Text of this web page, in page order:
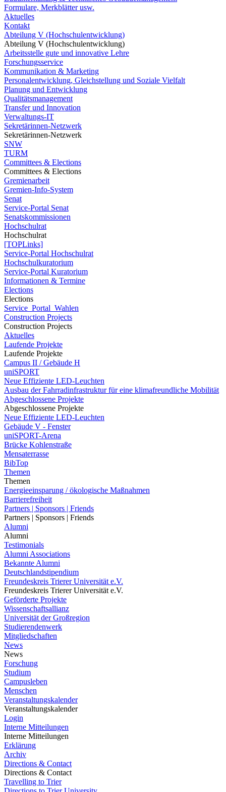
Formulare, Merkblätter usw.
Aktuelles
Kontakt
Abteilung V (Hochschulentwicklung)
Abteilung V (Hochschulentwicklung)
Arbeitsstelle gute und innovative Lehre
Forschungsservice
Kommunikation & Marketing
Personalentwicklung, Gleichstellung und Soziale Vielfalt
Planung und Entwicklung
Qualitätsmanagement
Transfer und Innovation
Verwaltungs-IT
Sekretärinnen-Netzwerk
Sekretärinnen-Netzwerk
SNW
TURM
Committees & Elections
Committees & Elections
Gremienarbeit
Gremien-Info-System
Senat
Service-Portal Senat
Senatskommissionen
Hochschulrat
Hochschulrat
[TOPLinks]
Service-Portal Hochschulrat
Hochschulkuratorium
Service-Portal Kuratorium
Informationen & Termine
Elections
Elections
Service_Portal_Wahlen
Construction Projects
Construction Projects
Aktuelles
Laufende Projekte
Laufende Projekte
Campus II / Gebäude H
uniSPORT
Neue Effiziente LED-Leuchten
Ausbau der Fahrradinfrastruktur für eine klimafreundliche Mobilität
Abgeschlossene Projekte
Abgeschlossene Projekte
Neue Effiziente LED-Leuchten
Gebäude V - Fenster
uniSPORT-Arena
Brücke Kohlenstraße
Mensaterrasse
BibTop
Themen
Themen
Energieeinsparung / ökologische Maßnahmen
Barrierefreiheit
Partners | Sponsors | Friends
Partners | Sponsors | Friends
Alumni
Alumni
Testimonials
Alumni Associations
Bekannte Alumni
Deutschlandstipendium
Freundeskreis Trierer Universität e.V.
Freundeskreis Trierer Universität e.V.
Geförderte Projekte
Wissenschaftsallianz
Universität der Großregion
Studierendenwerk
Mitgliedschaften
News
News
Forschung
Studium
Campusleben
Menschen
Veranstaltungskalender
Veranstaltungskalender
Login
Interne Mitteilungen
Interne Mitteilungen
Erklärung
Archiv
Directions & Contact
Directions & Contact
Travelling to Trier